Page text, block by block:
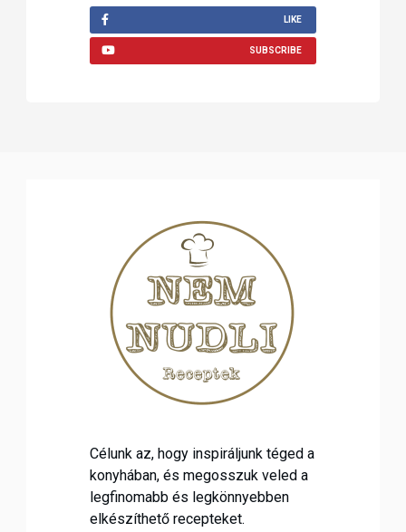
LIKE
SUBSCRIBE
Célunk az, hogy inspiráljunk téged a
konyhában, és megosszuk veled a
legfinomabb és legkönnyebben
elkészíthető recepteket.